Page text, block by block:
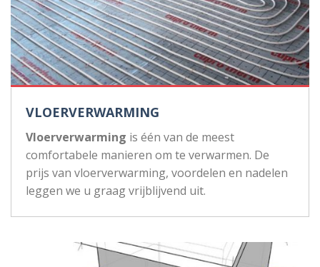
VLOERVERWARMING
Vloerverwarming is één van de meest
comfortabele manieren om te verwarmen. De
prijs van vloerverwarming, voordelen en nadelen
leggen we u graag vrijblijvend uit.